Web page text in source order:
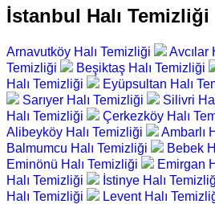
İstanbul Halı Temizliği
Arnavutköy Halı Temizliği Avcılar
Temizliği
Beşiktaş Halı Temizliği
Halı Temizliği
Eyüpsultan Halı
Sarıyer Halı Temizliği
Silivri
Halı Temizliği
Çerkezköy Halı
Alibeyköy Halı Temizliği
Ambarlı
Balmumcu Halı Temizliği
Bebek
Eminönü Halı Temizliği
Emirgan
Halı Temizliği
İstinye Halı
Halı Temizliği
Levent Halı